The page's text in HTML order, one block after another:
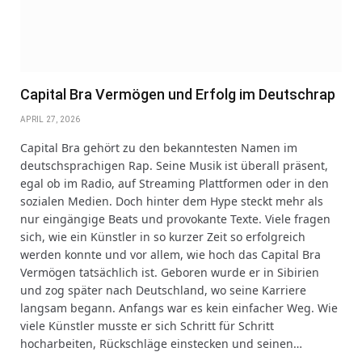
Capital Bra Vermögen und Erfolg im Deutschrap
APRIL 27, 2026
Capital Bra gehört zu den bekanntesten Namen im
deutschsprachigen Rap. Seine Musik ist überall präsent,
egal ob im Radio, auf Streaming Plattformen oder in den
sozialen Medien. Doch hinter dem Hype steckt mehr als
nur eingängige Beats und provokante Texte. Viele fragen
sich, wie ein Künstler in so kurzer Zeit so erfolgreich
werden konnte und vor allem, wie hoch das Capital Bra
Vermögen tatsächlich ist. Geboren wurde er in Sibirien
und zog später nach Deutschland, wo seine Karriere
langsam begann. Anfangs war es kein einfacher Weg. Wie
viele Künstler musste er sich Schritt für Schritt
hocharbeiten, Rückschläge einstecken und seinen…